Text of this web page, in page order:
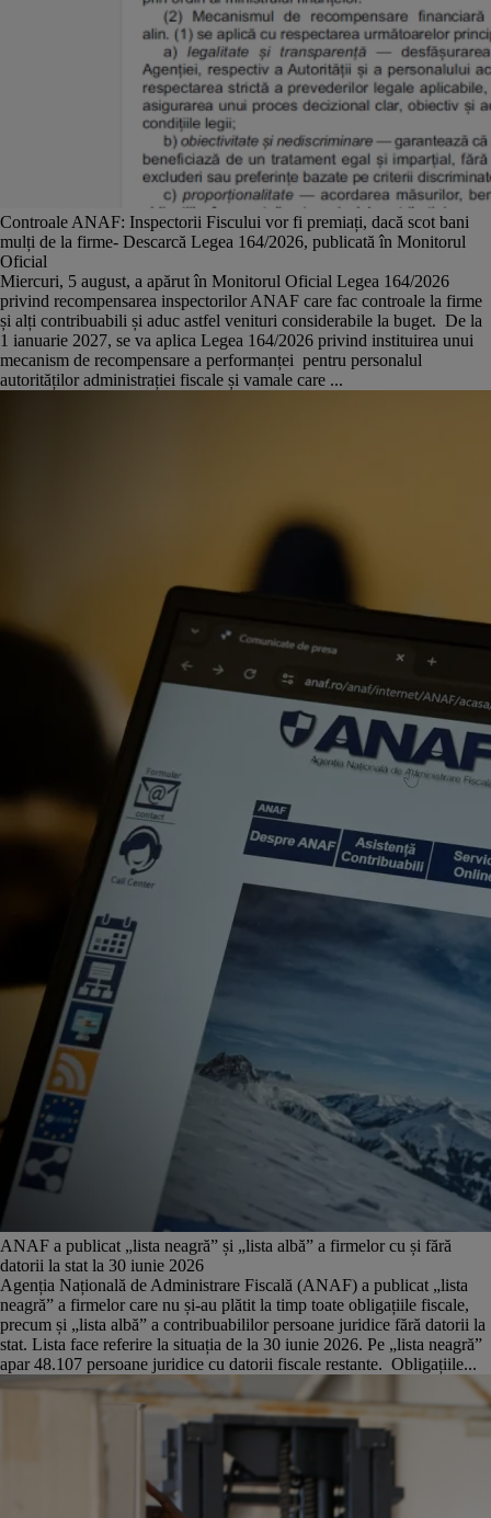
Controale ANAF: Inspectorii Fiscului vor fi premiați, dacă scot bani
mulți de la firme- Descarcă Legea 164/2026, publicată în Monitorul
Oficial
Miercuri, 5 august, a apărut în Monitorul Oficial Legea 164/2026
privind recompensarea inspectorilor ANAF care fac controale la firme
și alți contribuabili și aduc astfel venituri considerabile la buget. De la
1 ianuarie 2027, se va aplica Legea 164/2026 privind instituirea unui
mecanism de recompensare a performanței pentru personalul
autorităților administrației fiscale și vamale care ...
ANAF a publicat „lista neagră” și „lista albă” a firmelor cu și fără
datorii la stat la 30 iunie 2026
Agenția Națională de Administrare Fiscală (ANAF) a publicat „lista
neagră” a firmelor care nu și-au plătit la timp toate obligațiile fiscale,
precum și „lista albă” a contribuabililor persoane juridice fără datorii la
stat. Lista face referire la situația de la 30 iunie 2026. Pe „lista neagră”
apar 48.107 persoane juridice cu datorii fiscale restante. Obligațiile...